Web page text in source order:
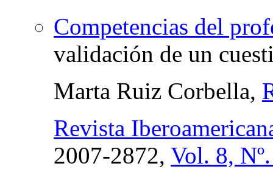
Competencias del
validación de un
Marta Ruiz Corbella,
Revista
2007-2872, Vol. 8,